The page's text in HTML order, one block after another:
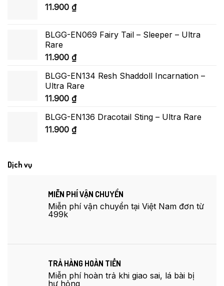
11.900 ₫
BLGG-EN069 Fairy Tail – Sleeper – Ultra
Rare
11.900 ₫
BLGG-EN134 Resh Shaddoll Incarnation –
Ultra Rare
11.900 ₫
BLGG-EN136 Dracotail Sting – Ultra Rare
11.900 ₫
Dịch vụ
MIỄN PHÍ VẬN CHUYỂN
Miễn phí vận chuyển tại Việt Nam đơn từ
499k
TRẢ HÀNG HOÀN TIỀN
Miễn phí hoàn trả khi giao sai, lá bài bị
hư hỏng